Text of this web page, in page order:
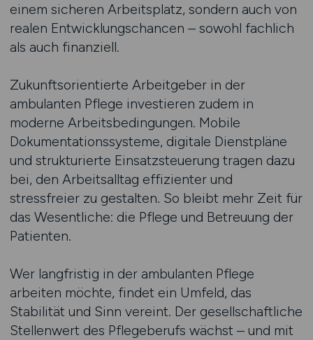
einem sicheren Arbeitsplatz, sondern auch von
realen Entwicklungschancen – sowohl fachlich
als auch finanziell.
Zukunftsorientierte Arbeitgeber in der
ambulanten Pflege investieren zudem in
moderne Arbeitsbedingungen. Mobile
Dokumentationssysteme, digitale Dienstpläne
und strukturierte Einsatzsteuerung tragen dazu
bei, den Arbeitsalltag effizienter und
stressfreier zu gestalten. So bleibt mehr Zeit für
das Wesentliche: die Pflege und Betreuung der
Patienten.
Wer langfristig in der ambulanten Pflege
arbeiten möchte, findet ein Umfeld, das
Stabilität und Sinn vereint. Der gesellschaftliche
Stellenwert des Pflegeberufs wächst – und mit